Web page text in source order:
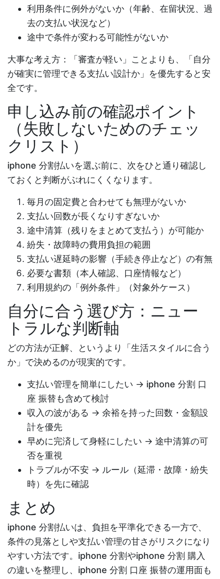
利用条件に例外がないか（年齢、在留状況、過
去の支払い状況など）
途中で条件が変わる可能性がないか
大事な考え方：
「審査が軽い」ことよりも、「自分
が確実に管理できる支払い設計か」を優先すると安
全です。
申し込み前の確認ポイント
（失敗しないためのチェッ
クリスト）
iphone 分割払いを選ぶ前に、次をひと通り確認し
ておくと判断がぶれにくくなります。
毎月の固定費と合わせても無理がないか
支払い回数が長くなりすぎないか
途中清算（残りをまとめて支払う）が可能か
紛失・故障時の費用負担の範囲
支払い遅延時の影響（手続き停止など）の有無
必要な書類（本人確認、口座情報など）
利用規約の「例外条件」（対象外ケース）
自分に合う選び方：ニュー
トラルな判断軸
どの方法が正解、というより「生活スタイルに合う
か」で決めるのが現実的です。
支払い管理を簡単にしたい → iphone 分割 口
座 振替も含めて検討
収入の波がある → 余裕を持った回数・金額設
計を優先
早めに完済して身軽にしたい → 途中清算の可
否を重視
トラブルが不安 → ルール（延滞・故障・紛失
時）を先に確認
まとめ
iphone 分割払いは、負担を平準化できる一方で、
条件の見落としや支払い管理の甘さがリスクになり
やすい方法です。 iphone 分割やiphone 分割 購入
の違いを整理し、 iphone 分割 口座 振替の運用面も